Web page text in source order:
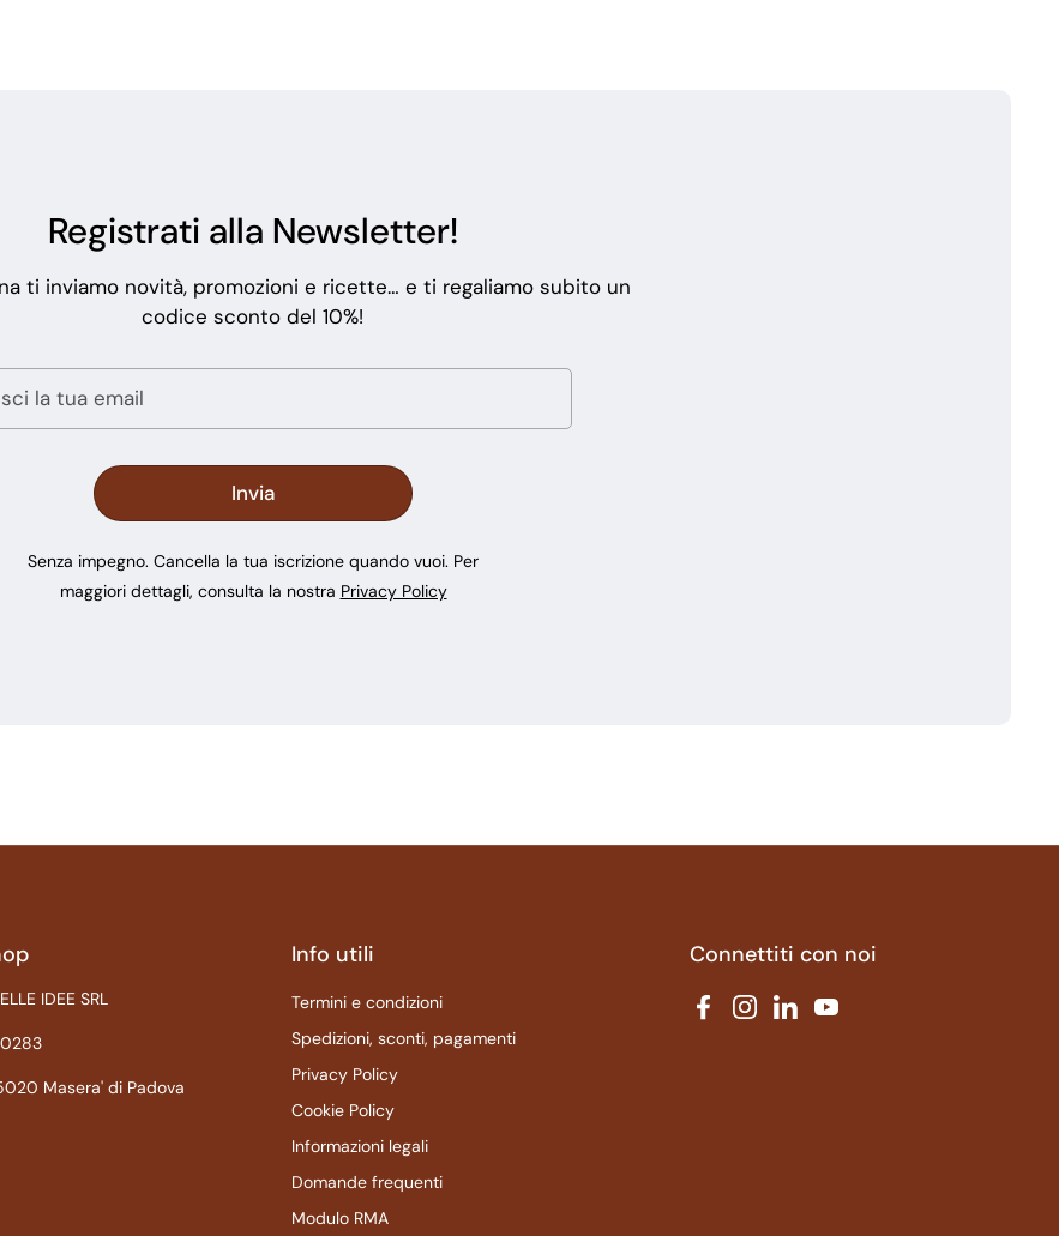
Registrati alla Newsletter!
ti inviamo novità, promozioni e ricette… e ti regaliamo subito un
codice sconto del 10%!
Senza impegno. Cancella la tua iscrizione quando vuoi. Per
maggiori dettagli, consulta la nostra Privacy Policy
IDEE SRL
Masera' di Padova
Info utili
Termini e condizioni
Spedizioni, sconti, pagamenti
Privacy Policy
Cookie Policy
Informazioni legali
Domande frequenti
Modulo RMA
Connettiti con noi
FacebookInstagram
LinkedInYouTube